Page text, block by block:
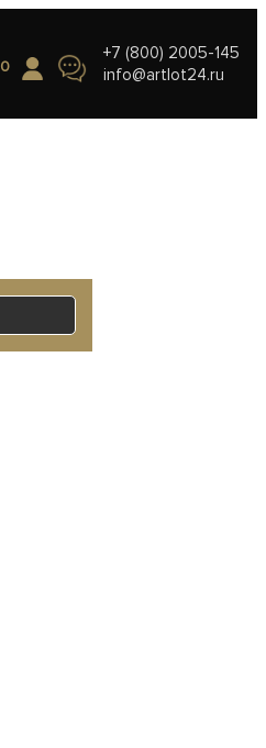
0
+7 (800) 2005-145
info@artlot24.ru